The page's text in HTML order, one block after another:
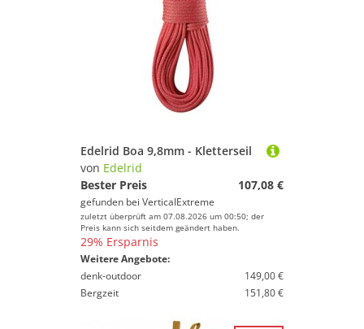
Edelrid Boa 9,8mm - Kletterseil
von Edelrid
Bester Preis
107,08 €
gefunden bei VerticalExtreme
zuletzt überprüft am 07.08.2026 um 00:50; der
Preis kann sich seitdem geändert haben.
29% Ersparnis
Weitere Angebote:
denk-outdoor
149,00 €
Bergzeit
151,80 €